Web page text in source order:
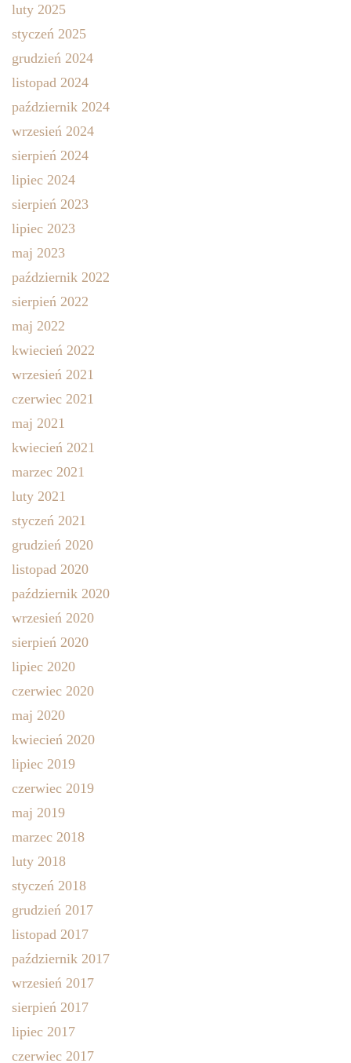
luty 2025
styczeń 2025
grudzień 2024
listopad 2024
październik 2024
wrzesień 2024
sierpień 2024
lipiec 2024
sierpień 2023
lipiec 2023
maj 2023
październik 2022
sierpień 2022
maj 2022
kwiecień 2022
wrzesień 2021
czerwiec 2021
maj 2021
kwiecień 2021
marzec 2021
luty 2021
styczeń 2021
grudzień 2020
listopad 2020
październik 2020
wrzesień 2020
sierpień 2020
lipiec 2020
czerwiec 2020
maj 2020
kwiecień 2020
lipiec 2019
czerwiec 2019
maj 2019
marzec 2018
luty 2018
styczeń 2018
grudzień 2017
listopad 2017
październik 2017
wrzesień 2017
sierpień 2017
lipiec 2017
czerwiec 2017